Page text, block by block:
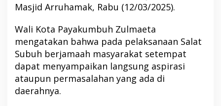
Masjid Arruhamak, Rabu (12/03/2025).
Wali Kota Payakumbuh Zulmaeta
mengatakan bahwa pada pelaksanaan Salat
Subuh berjamaah masyarakat setempat
dapat menyampaikan langsung aspirasi
ataupun permasalahan yang ada di
daerahnya.